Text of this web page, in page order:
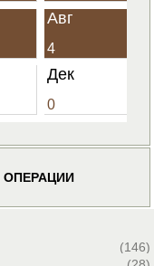
Авг
4
Дек
0
ОПЕРАЦИИ
(146)